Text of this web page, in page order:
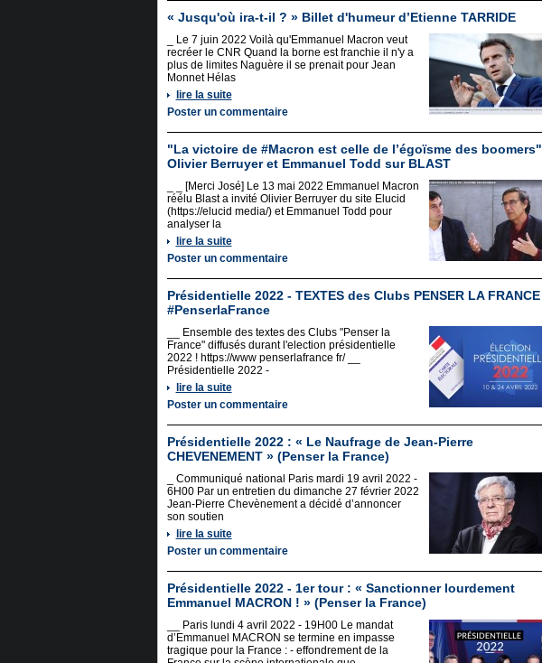
« Jusqu'où ira-t-il ? » Billet d'humeur d’Etienne TARRIDE
_ Le 7 juin 2022 Voilà qu'Emmanuel Macron veut
recréer le CNR Quand la borne est franchie il n'y a
plus de limites Naguère il se prenait pour Jean
Monnet Hélas
lire la suite
Poster un commentaire
"La victoire de #Macron est celle de l’égoïsme des boomers"
Olivier Berruyer et Emmanuel Todd sur BLAST
_ _ [Merci José] Le 13 mai 2022 Emmanuel Macron
réélu Blast a invité Olivier Berruyer du site Elucid
(https://elucid media/) et Emmanuel Todd pour
analyser la
lire la suite
Poster un commentaire
Présidentielle 2022 - TEXTES des Clubs PENSER LA FRANCE
#PenserlaFrance
__ Ensemble des textes des Clubs "Penser la
France" diffusés durant l'election présidentielle
2022 ! https://www penserlafrance fr/ __
Présidentielle 2022 -
lire la suite
Poster un commentaire
Présidentielle 2022 : « Le Naufrage de Jean-Pierre
CHEVENEMENT » (Penser la France)
_ Communiqué national Paris mardi 19 avril 2022 -
6H00 Par un entretien du dimanche 27 février 2022
Jean-Pierre Chevènement a décidé d’annoncer
son soutien
lire la suite
Poster un commentaire
Présidentielle 2022 - 1er tour : « Sanctionner lourdement
Emmanuel MACRON ! » (Penser la France)
__ Paris lundi 4 avril 2022 - 19H00 Le mandat
d’Emmanuel MACRON se termine en impasse
tragique pour la France : - effondrement de la